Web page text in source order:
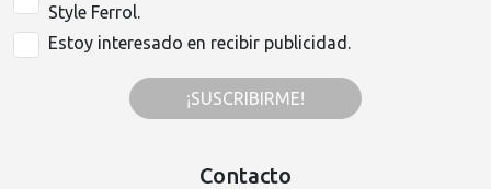
Style Ferrol.
Estoy interesado en recibir publicidad.
¡SUSCRIBIRME!
Contacto